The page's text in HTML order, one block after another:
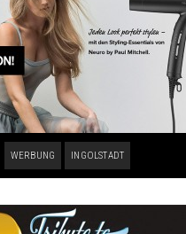
WERBUNG INGOLSTADT